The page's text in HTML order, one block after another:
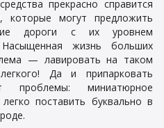
прекрасно справится
которые могут предложить
дороги с их уровнем
жизнь больших
— лавировать на таком
Да и припарковать
проблемы: миниатюрное
поставить буквально в